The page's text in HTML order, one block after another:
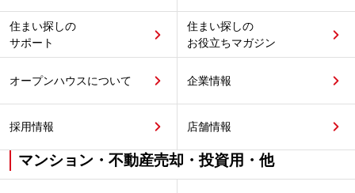
住まい探しの
サポート
住まい探しの
お役立ちマガジン
オープンハウスについて 企業情報
採用情報 店舗情報
マンション・不動産売却・投資用・他